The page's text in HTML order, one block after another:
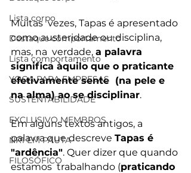
Lista corpo
Destaque comportamento
Lista comportamento
YOGA PARA EMPRESAS
SUSTENTABILIDADE
EXCLUSIVO MEMBROS
NR1 EM PAUTA
FILOSÓFICO
Muitas  vezes, Tapas é apresentado
como austeridade ou disciplina,
mas, na  verdade, a palavra
significa àquilo que o praticante
efetivamente sente  (na pele e
na alma) ao se disciplinar.
Em alguns textos antigos, a
palavra que descreve Tapas é
"ardência". Quer dizer que quando
estamos  trabalhando (praticando